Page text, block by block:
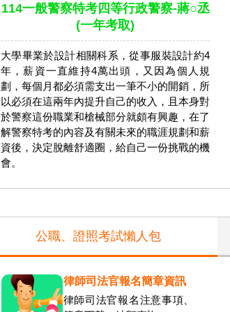
114一般警察特考四等行政警察-蔣○丞
(一年考取)
大學畢業於設計相關科系，從事服裝設計約4
年，薪資一直維持4萬出頭，又因為個人規
劃，每個月都必須需支出一筆不小的開銷，所
以必須在這兩年內提升自己的收入，且本身對
於警察這份職業和槍械部分就頗有興趣，在了
解警察特考的內容及有關未來的職涯規劃和薪
資後，決定脫離舒適圈，給自己一份挑戰的機
會。
公職、證照考試懶人包
律師司法官報名簡章資訊
律師司法官報名注意事項、